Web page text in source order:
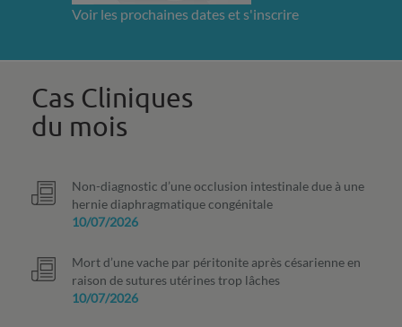
Voir les prochaines dates et s'inscrire
Cas Cliniques
du mois
Non-diagnostic d’une occlusion intestinale due à une
hernie diaphragmatique congénitale
10/07/2026
Mort d’une vache par péritonite après césarienne en
raison de sutures utérines trop lâches
10/07/2026